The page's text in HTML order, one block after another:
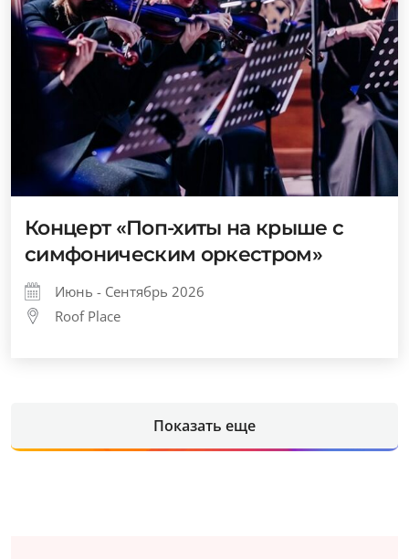
Концерт «Поп-хиты на крыше с
симфоническим оркестром»
Июнь - Сентябрь 2026
Roof Place
Показать еще